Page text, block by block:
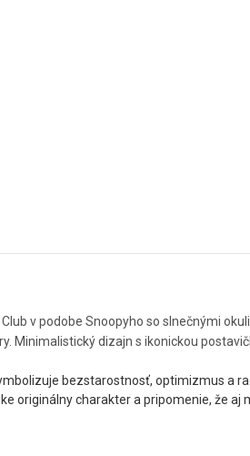
v podobe Snoopyho so slnečnými
Minimalistický dizajn s ikonickou
bezstarostnosť, optimizmus a
originálny charakter a pripomenie, že aj